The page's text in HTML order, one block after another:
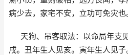
病少去，家宅不安，立功可免灾也
天狗、吊客取法：以命局年支
戌。丑年生人见亥。寅年生人见